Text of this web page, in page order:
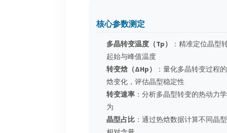
核心参数测定
多晶转变温度（Tp）
：精准定位晶型
起始与峰值温度
转变焓（ΔHp）
：量化多晶转变过程
焓变化，评估晶型稳定性
转变速率 ：分析多晶型转变的热动力
为
晶型占比 ：通过热焓数据计算不同晶